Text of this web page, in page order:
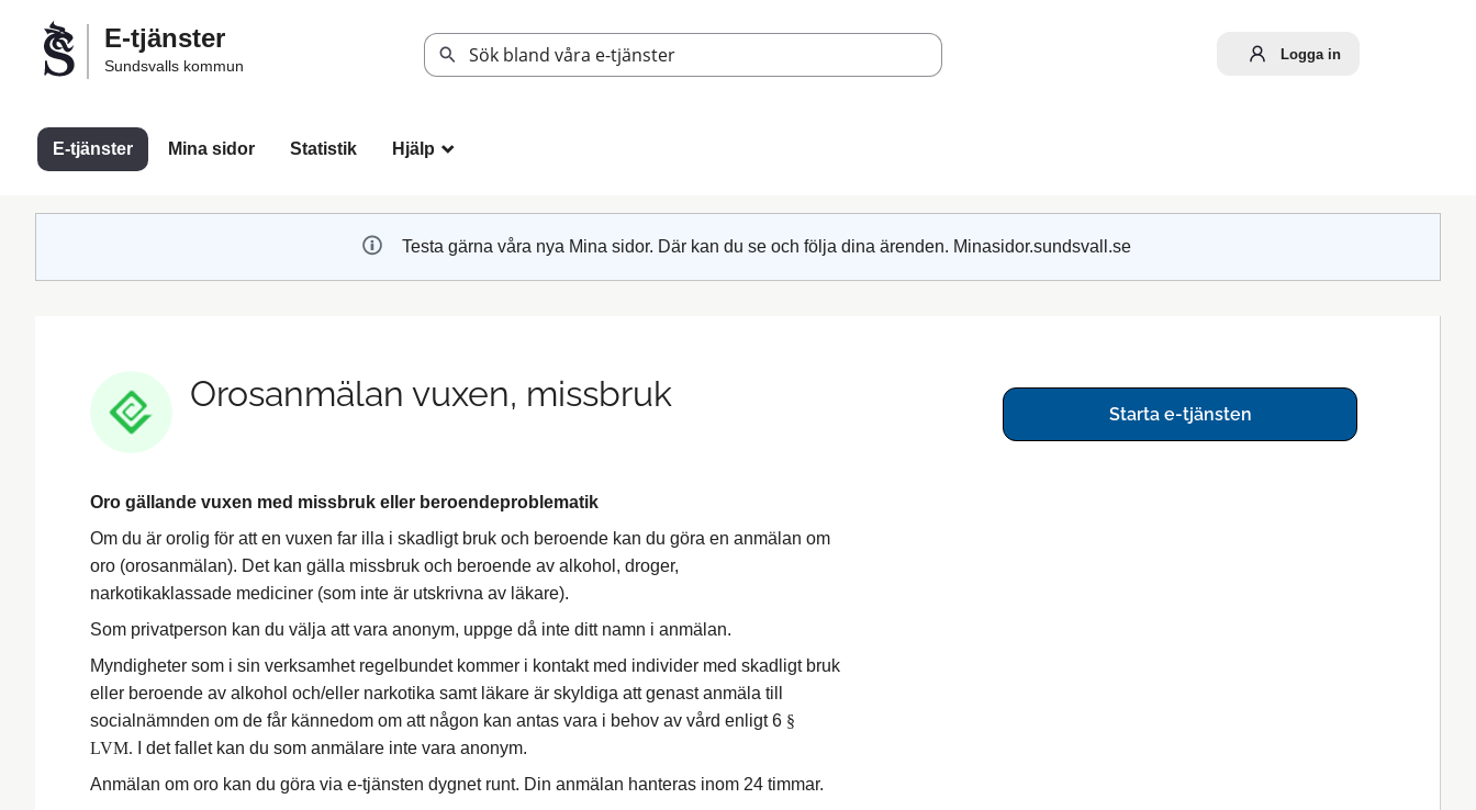
Välkommen
Sundsvalls
tjänster
E-tjänster
Sundsvalls kommun
Logga in
E-tjänster Mina sidor Statistik Hjälp _
Testa gärna våra nya Mina sidor. Där kan du se och följa dina ärenden. Minasidor.sundsvall.se
Orosanmälan vuxen, missbruk
Oro gällande vuxen med missbruk eller beroendeproblematik
Om du är orolig för att en vuxen far illa i skadligt bruk och beroende kan du göra en anmälan om
oro (orosanmälan). Det kan gälla missbruk och beroende av alkohol, droger,
narkotikaklassade mediciner (som inte är utskrivna av läkare).
Som privatperson kan du välja att vara anonym, uppge då inte ditt namn i anmälan.
Myndigheter som i sin verksamhet regelbundet kommer i kontakt med individer med skadligt bruk
eller beroende av alkohol och/eller narkotika samt läkare är skyldiga att genast anmäla till
socialnämnden om de får kännedom om att någon kan antas vara i behov av vård enligt 6 §
LVM.
I det fallet kan du som anmälare inte vara anonym.
Anmälan om oro kan du göra via e-tjänsten dygnet runt. Din anmälan hanteras inom 24 timmar.
Starta e-tjänsten